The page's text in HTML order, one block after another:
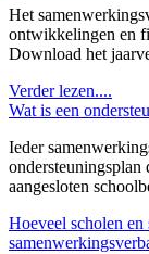
Het
ontwikkelingen en
Download het
Verder lezen....
Wat is een
Ieder
ondersteuningsplan
aangesloten
Hoeveel scholen